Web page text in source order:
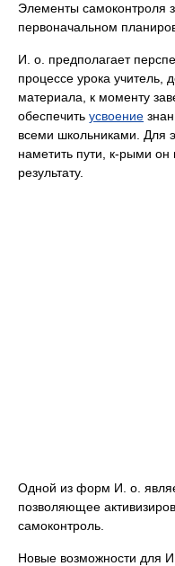
Элементы самоконтроля
первоначальном
И. о. предполагает
процессе урока учитель,
материала, к моменту
обеспечить усвоение
всеми школьниками. Для
наметить пути, к-рыми он
результату.
Одной из форм И. о.
позволяющее
самоконтроль.
Новые возможности для